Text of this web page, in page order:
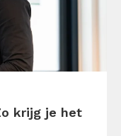
krijg je het